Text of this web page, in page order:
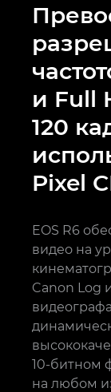
и Full
120
Pixel
EOS R6
видео на
Canon Log
10-битном
на любом